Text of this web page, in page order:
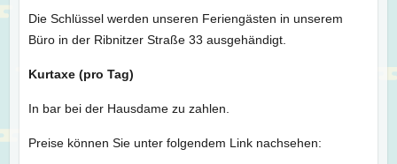
Die Schlüssel werden unseren Feriengästen in unserem
Büro in der Ribnitzer Straße 33 ausgehändigt.
Kurtaxe (pro Tag)
In bar bei der Hausdame zu zahlen.
Preise können Sie unter folgendem Link nachsehen: